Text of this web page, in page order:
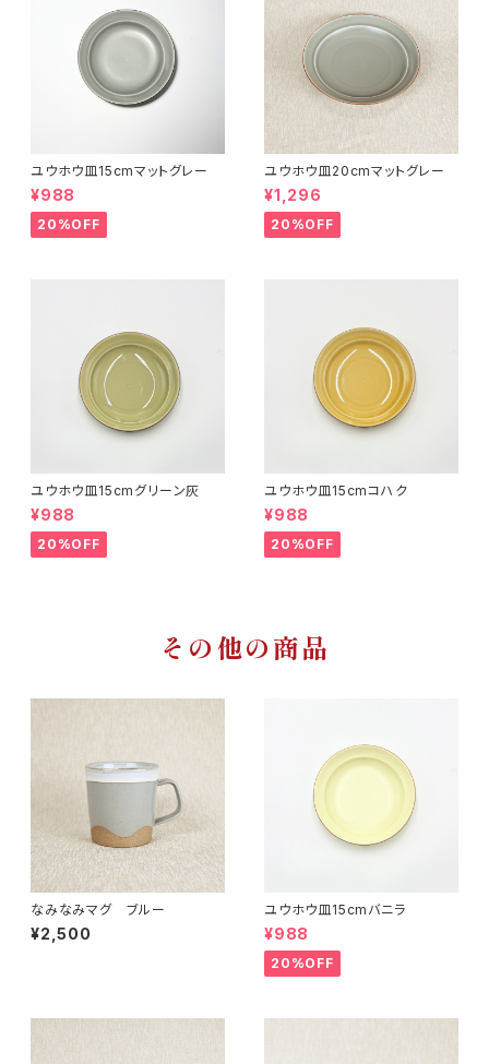
ユウホウ皿15cmマットグレー
¥988
20%OFF
ユウホウ皿20cmマットグレー
¥1,296
20%OFF
ユウホウ皿15cmグリーン灰
¥988
20%OFF
ユウホウ皿15cmコハク
¥988
20%OFF
その他の商品
なみなみマグ ブルー
¥2,500
ユウホウ皿15cmバニラ
¥988
20%OFF